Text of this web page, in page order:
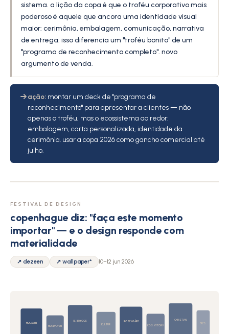
sistema. a lição da copa é que o troféu corporativo mais
poderoso é aquele que ancora uma identidade visual
maior: cerimônia, embalagem, comunicação, narrativa
de entrega. isso diferencia um "troféu bonito" de um
"programa de reconhecimento completo". novo
argumento de venda.
ação: montar um deck de "programa de
reconhecimento" para apresentar a clientes — não
apenas o troféu, mas o ecossistema ao redor:
embalagem, carta personalizada, identidade da
cerimônia. usar a copa 2026 como gancho comercial até
julho.
FESTIVAL DE DESIGN
copenhague diz: "faça este momento
importar" — e o design responde com
materialidade
↗ dezeen ↗ wallpaper* 10–12 jun 2026
HOLMEN
NORDHAVN
IS. BRYGGE
KULTUR
ROSENGÅRD
KGS. NYTORV
CHRISTIAN.
FRED.